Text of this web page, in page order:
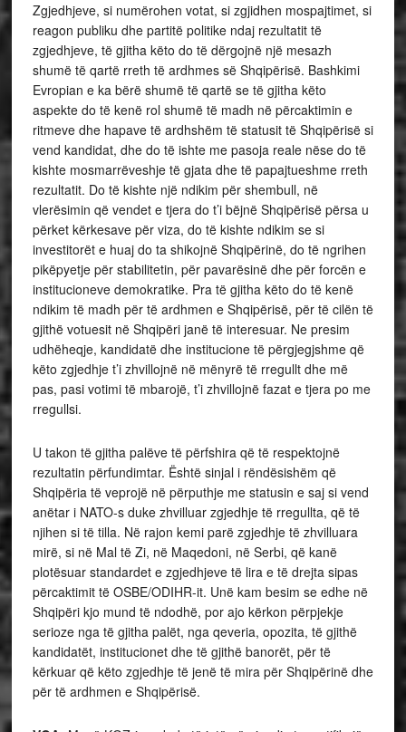
Zgjedhjeve, si numërohen votat, si zgjidhen mospajtimet, si
reagon publiku dhe partitë politike ndaj rezultatit të
zgjedhjeve, të gjitha këto do të dërgojnë një mesazh
shumë të qartë rreth të ardhmes së Shqipërisë. Bashkimi
Evropian e ka bërë shumë të qartë se të gjitha këto
aspekte do të kenë rol shumë të madh në përcaktimin e
ritmeve dhe hapave të ardhshëm të statusit të Shqipërisë si
vend kandidat, dhe do të ishte me pasoja reale nëse do të
kishte mosmarrëveshje të gjata dhe të papajtueshme rreth
rezultatit. Do të kishte një ndikim për shembull, në
vlerësimin që vendet e tjera do t’i bëjnë Shqipërisë përsa u
përket kërkesave për viza, do të kishte ndikim se si
investitorët e huaj do ta shikojnë Shqipërinë, do të ngrihen
pikëpyetje për stabilitetin, për pavarësinë dhe për forcën e
institucioneve demokratike. Pra të gjitha këto do të kenë
ndikim të madh për të ardhmen e Shqipërisë, për të cilën të
gjithë votuesit në Shqipëri janë të interesuar. Ne presim
udhëheqje, kandidatë dhe institucione të përgjegjshme që
këto zgjedhje t’i zhvillojnë në mënyrë të rregullt dhe më
pas, pasi votimi të mbarojë, t’i zhvillojnë fazat e tjera po me
rregullsi.
U takon të gjitha palëve të përfshira që të respektojnë
rezultatin përfundimtar. Është sinjal i rëndësishëm që
Shqipëria të veprojë në përputhje me statusin e saj si vend
anëtar i NATO-s duke zhvilluar zgjedhje të rregullta, që të
njihen si të tilla. Në rajon kemi parë zgjedhje të zhvilluara
mirë, si në Mal të Zi, në Maqedoni, në Serbi, që kanë
plotësuar standardet e zgjedhjeve të lira e të drejta sipas
përcaktimit të OSBE/ODIHR-it. Unë kam besim se edhe në
Shqipëri kjo mund të ndodhë, por ajo kërkon përpjekje
serioze nga të gjitha palët, nga qeveria, opozita, të gjithë
kandidatët, institucionet dhe të gjithë banorët, për të
kërkuar që këto zgjedhje të jenë të mira për Shqipërinë dhe
për të ardhmen e Shqipërisë.